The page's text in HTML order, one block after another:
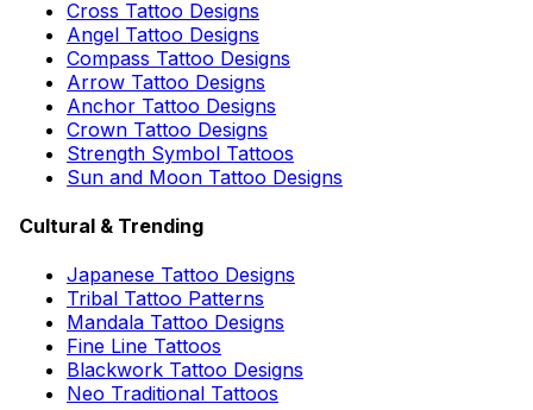
Cross Tattoo Designs
Angel Tattoo Designs
Compass Tattoo Designs
Arrow Tattoo Designs
Anchor Tattoo Designs
Crown Tattoo Designs
Strength Symbol Tattoos
Sun and Moon Tattoo Designs
Cultural & Trending
Japanese Tattoo Designs
Tribal Tattoo Patterns
Mandala Tattoo Designs
Fine Line Tattoos
Blackwork Tattoo Designs
Neo Traditional Tattoos